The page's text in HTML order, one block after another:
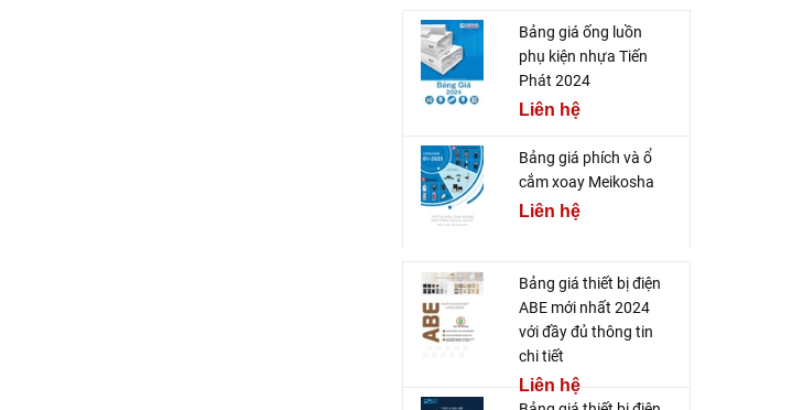
Bảng giá ống luồn
phụ kiện nhựa Tiến
Phát 2024
Liên hệ
Bảng giá phích và ổ
cắm xoay Meikosha
Liên hệ
Bảng giá thiết bị điện
ABE mới nhất 2024
với đầy đủ thông tin
chi tiết
Liên hệ